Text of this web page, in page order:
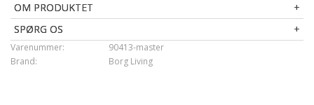
OM PRODUKTET
SPØRG OS
90413-master
Varenummer:
Borg Living
Brand: